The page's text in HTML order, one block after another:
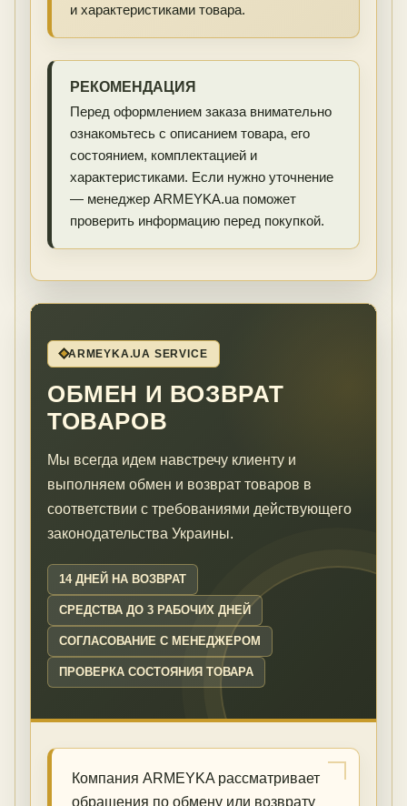
и характеристиками товара.
РЕКОМЕНДАЦИЯ
Перед оформлением заказа внимательно
ознакомьтесь с описанием товара, его
состоянием, комплектацией и
характеристиками. Если нужно уточнение
— менеджер ARMEYKA.ua поможет
проверить информацию перед покупкой.
ARMEYKA.UA SERVICE
ОБМЕН И ВОЗВРАТ
ТОВАРОВ
Мы всегда идем навстречу клиенту и
выполняем обмен и возврат товаров в
соответствии с требованиями действующего
законодательства Украины.
14 ДНЕЙ НА ВОЗВРАТ
СРЕДСТВА ДО 3 РАБОЧИХ ДНЕЙ
СОГЛАСОВАНИЕ С МЕНЕДЖЕРОМ
ПРОВЕРКА СОСТОЯНИЯ ТОВАРА
Компания ARMEYKA рассматривает
обращения по обмену или возврату